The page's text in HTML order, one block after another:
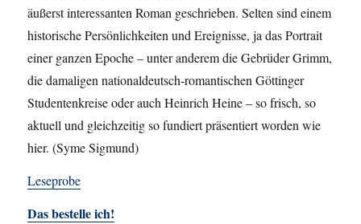
äußerst interessanten Roman geschrieben. Selten sind einem
historische Persönlichkeiten und Ereignisse, ja das Portrait
einer ganzen Epoche – unter anderem die Gebrüder Grimm,
die damaligen nationaldeutsch-romantischen Göttinger
Studentenkreise oder auch Heinrich Heine – so frisch, so
aktuell und gleichzeitig so fundiert präsentiert worden wie
hier. (Syme Sigmund)
Leseprobe
Das bestelle ich!